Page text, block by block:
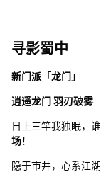
寻影蜀中
新门派「龙门」
逍遥龙门 羽刃破雾
日上三竿我独眠，
场！
隐于市井，心系江